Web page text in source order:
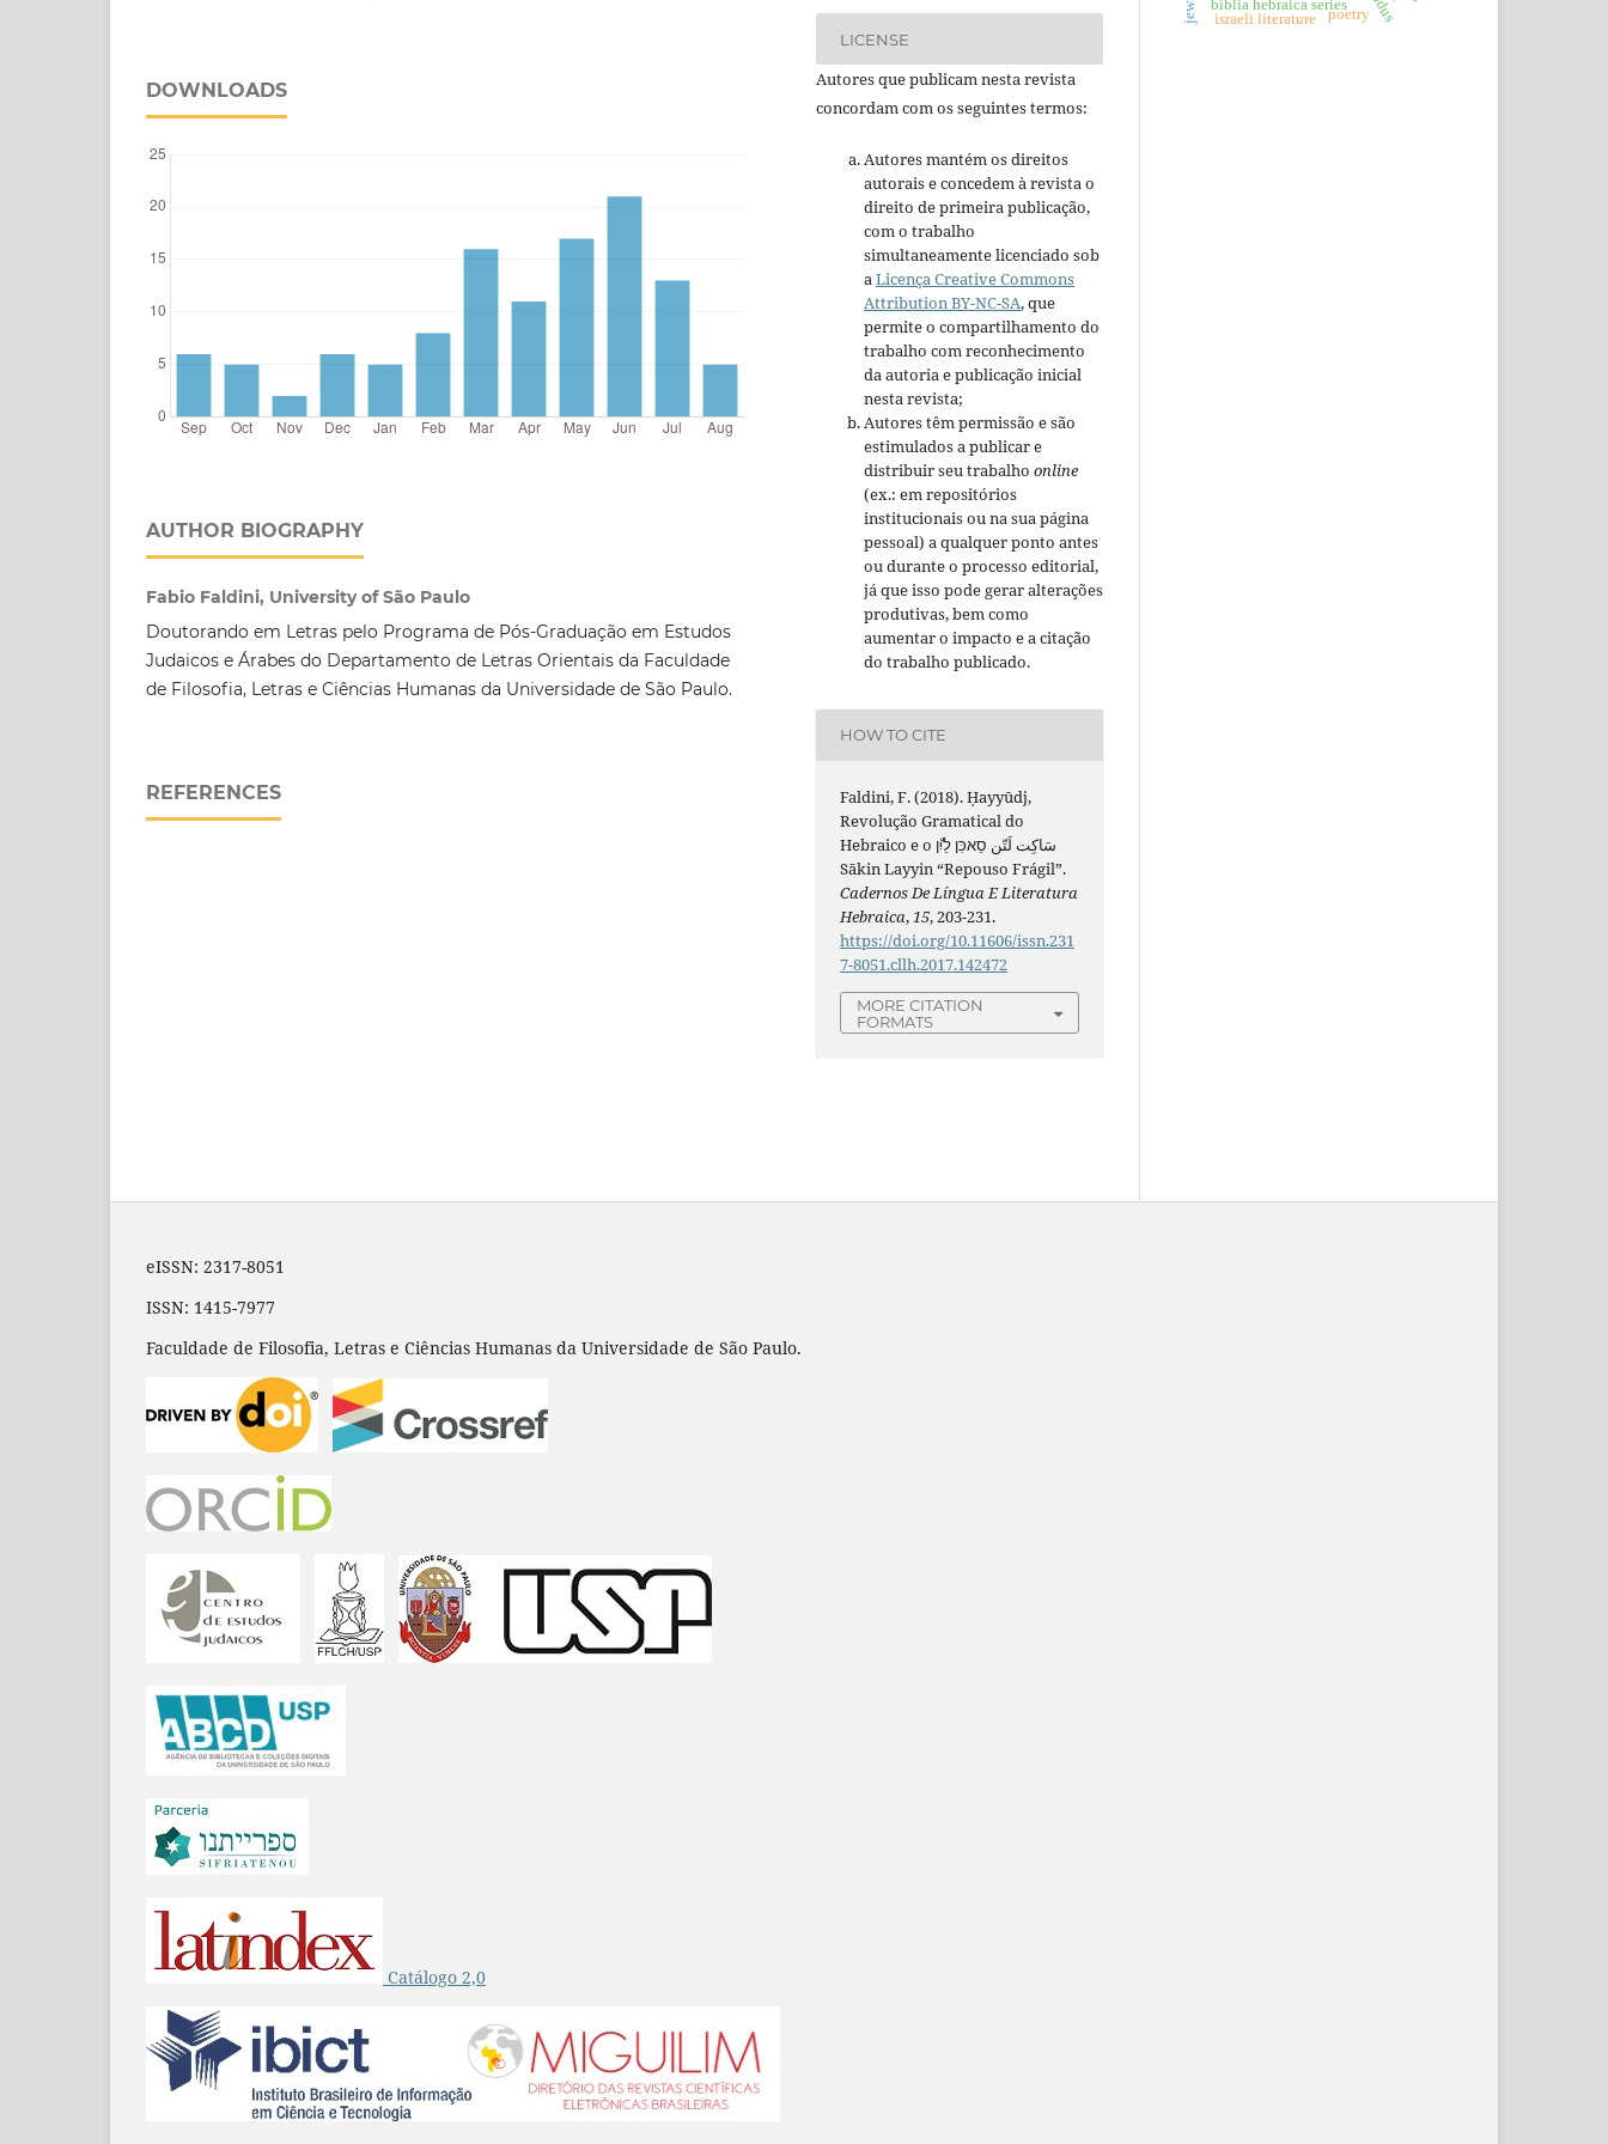
DOWNLOADS
AUTHOR BIOGRAPHY
Fabio Faldini, University of São Paulo
Doutorando em Letras pelo Programa de Pós-Graduação em Estudos
Judaicos e Árabes do Departamento de Letras Orientais da Faculdade
de Filosofia, Letras e Ciências Humanas da Universidade de São Paulo.
REFERENCES
LICENSE
Autores que publicam nesta revista
concordam com os seguintes termos:
Autores mantém os direitos
autorais e concedem à revista o
direito de primeira publicação,
com o trabalho
simultaneamente licenciado sob
a Licença Creative Commons
Attribution BY-NC-SA, que
permite o compartilhamento do
trabalho com reconhecimento
da autoria e publicação inicial
nesta revista;
Autores têm permissão e são
estimulados a publicar e
distribuir seu trabalho online
(ex.: em repositórios
institucionais ou na sua página
pessoal) a qualquer ponto antes
ou durante o processo editorial,
já que isso pode gerar alterações
produtivas, bem como
aumentar o impacto e a citação
do trabalho publicado.
HOW TO CITE
Faldini, F. (2018). Ḥayyūdj,
Revolução Gramatical do
Hebraico e o سَاكِت لَتّن סַאכִּן לַיִّן
Sākin Layyin “Repouso Frágil”.
Cadernos De Língua E Literatura
Hebraica, 15, 203-231.
https://doi.org/10.11606/issn.231
7-8051.cllh.2017.142472
MORE CITATION
FORMATS
biblia hebraica series
poetry
israeli literature
eISSN: 2317-8051
ISSN: 1415-7977
Faculdade de Filosofia, Letras e Ciências Humanas da Universidade de São Paulo.
Catálogo 2,0